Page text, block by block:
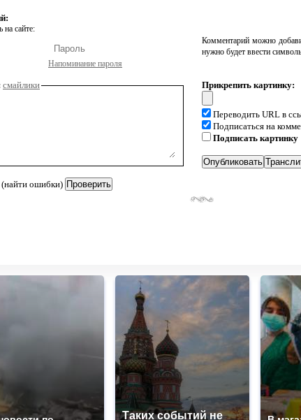
на сайте:
Напоминание пароля
Комментарий можно
нужно будет ввести
смайлики
ошибки)
Прикрепить картинку:
Переводить URL в
Подписаться на
Подписать картинку
Таких событий не